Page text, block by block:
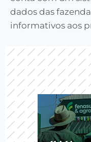
dados das
informativos aos